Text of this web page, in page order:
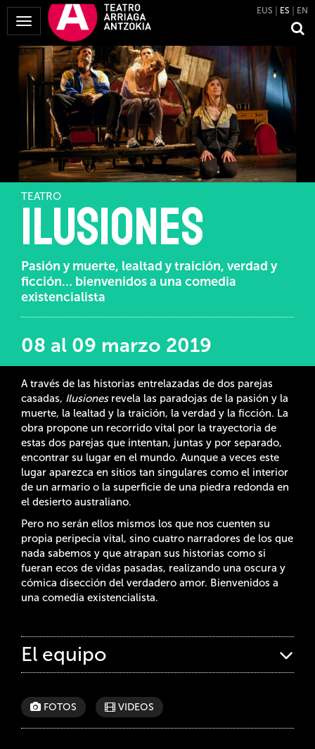
Mostrar
Menú
EUS ES EN
TEATRO
Ilusiones
Pasión y muerte, lealtad y traición, verdad y
ficción… bienvenidos a una comedia
existencialista
08 al 09 marzo 2019
A través de las historias entrelazadas de dos parejas
casadas, Ilusionesrevela las paradojas de la pasión y la
muerte, la lealtad y la traición, la verdad y la ficción. La
obra propone un recorrido vital por la trayectoria de
estas dos parejas que intentan, juntas y por separado,
encontrar su lugar en el mundo. Aunque a veces este
lugar aparezca en sitios tan singulares como el interior
de un armario o la superficie de una piedra redonda en
el desierto australiano.
Pero no serán ellos mismos los que nos cuenten su
propia peripecia vital, sino cuatro narradores de los que
nada sabemos y que atrapan sus historias como si
fueran ecos de vidas pasadas, realizando una oscura y
cómica disección del verdadero amor. Bienvenidos a
una comedia existencialista.
El equipo
FOTOS VIDEOS